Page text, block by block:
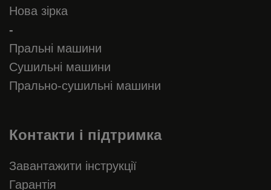
Нова зірка
-
Пральні машини
Сушильні машини
Прально-сушильні машини
Контакти і підтримка
Завантажити інструкції
Гарантія